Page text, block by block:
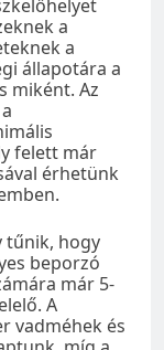
a
a
állapotára a
miként. Az
felett már
érhetünk
tűnik, hogy
beporzó
már 5-
A
vadméhek és